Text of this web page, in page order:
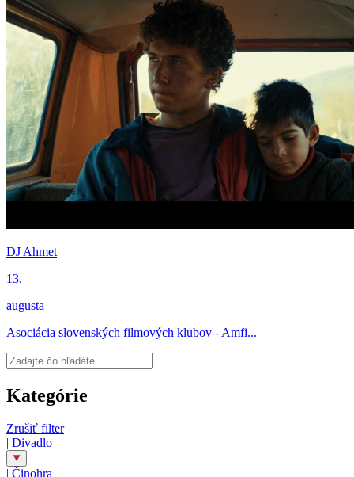
DJ Ahmet
13.
augusta
Asociácia slovenských filmových klubov - Amfi...
Kategórie
Zrušiť filter
| Divadlo
| Činohra